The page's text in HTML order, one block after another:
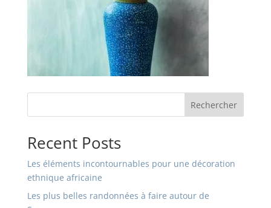
Rechercher
Recent Posts
Les éléments incontournables pour une décoration
ethnique africaine
Les plus belles randonnées à faire autour de